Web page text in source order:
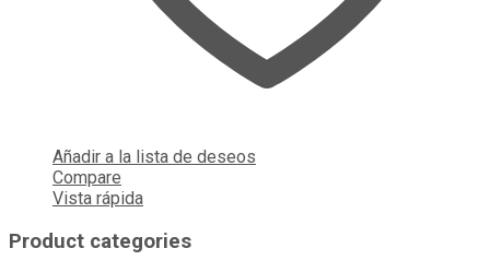
Añadir a la lista de deseos
Compare
Vista rápida
Product categories